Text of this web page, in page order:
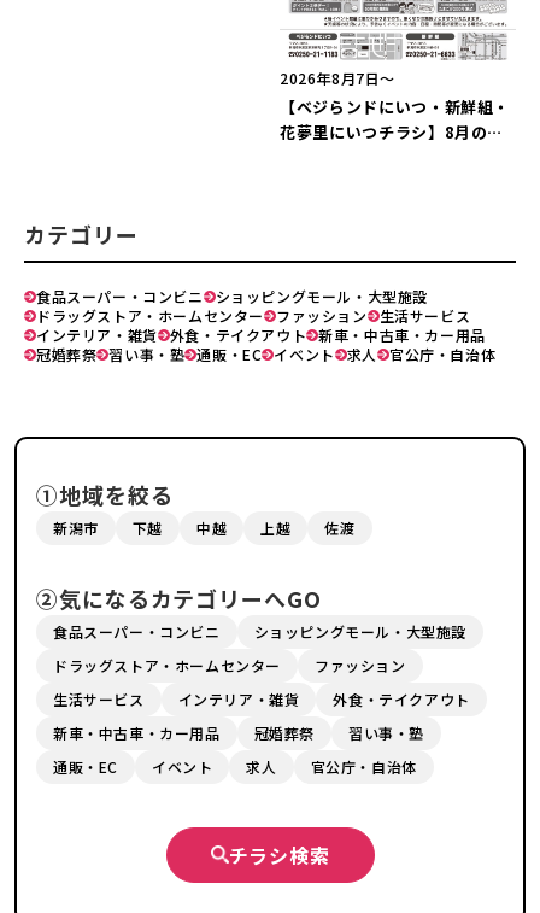
2026年8月7日〜
【ベジらンドにいつ・新鮮組・
花夢里にいつチラシ】8月のイ
カテゴリー
食品スーパー・コンビニ
ショッピングモール・大型施設
ドラッグストア・ホームセンター
ファッション
生活サービス
インテリア・雑貨
外食・テイクアウト 新車・中古車・カー用品
冠婚葬祭 習い事・塾 通販・EC イベント 求人 官公庁・自治体
①地域を絞る
新潟市 下越 中越 上越 佐渡
②気になるカテゴリーへGO
食品スーパー・コンビニ
ショッピングモール・大型施設
ドラッグストア・ホームセンター
ファッション
生活サービス
インテリア・雑貨
外食・テイクアウト
新車・中古車・カー用品
冠婚葬祭
習い事・塾
通販・EC
イベント 求人 官公庁・自治体
チラシ検索